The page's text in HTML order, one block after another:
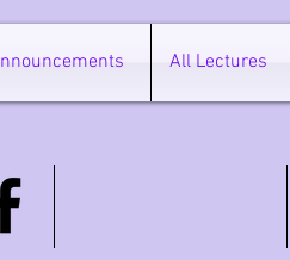
All Lectures